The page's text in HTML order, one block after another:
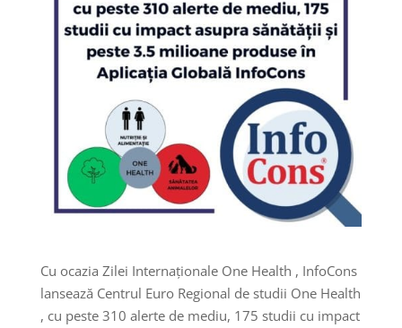
Cu ocazia Zilei Internaționale One Health , InfoCons
lansează Centrul Euro Regional de studii One Health
, cu peste 310 alerte de mediu, 175 studii cu impact